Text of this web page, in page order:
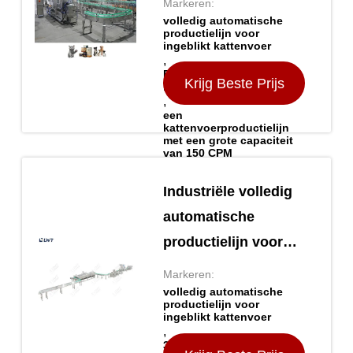
begassingvrije multiplex
voor katten met
hoge capaciteit 150
CPM 316
roestvrijstalen retort
systeem
Markeren:
volledig automatische
productielijn voor
ingeblikt kattenvoer
,
Retortsysteem van 316
roestvrij staal
,
een
kattenvoerproductielijn
met een grote capaciteit
van 150 CPM
Zeewaardige houten
kistverpakking met
vacuümverpakte gevoelige
begassingvrije multiplex
Krijg Beste Prijs
Industriële volledig
automatische
productielijn voor
ingeblikt kattenvoer
200 CPM 316
modulair ontwerp
van roestvrij staal
Markeren:
volledig automatische
productielijn voor
ingeblikt kattenvoer
,
316 roestvrij staal